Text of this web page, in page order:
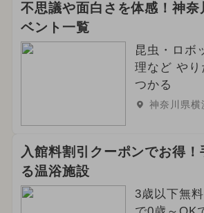
不思議や面白さを体感！神奈
ベント一覧
昆虫・ロボ
理など やり
つかる
神奈川県横
入館料割引クーポンでお得
る温浴施設
3歳以下無